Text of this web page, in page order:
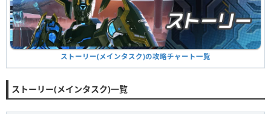
ストーリー(メインタスク)の攻略チャート一覧
ストーリー(メインタスク)一覧